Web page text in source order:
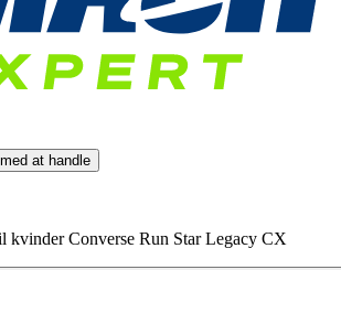
at handle
kvinder Converse Run Star Legacy CX